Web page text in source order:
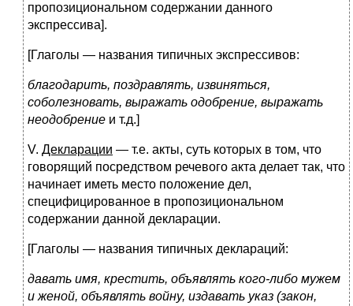
пропозициональном содержании данного
экспрессива].
[Глаголы — названия типичных экспрессивов:
благодарить, поздравлять, извиняться,
соболезновать, выражать одобрение, выражать
неодобрение и т.д.]
V. Декларации — т.е. акты, суть которых в том, что
говорящий посредством речевого акта делает так, что
начинает иметь место положение дел,
специфицированное в пропозициональном
содержании данной декларации.
[Глаголы — названия типичных деклараций:
давать имя, крестить, объявлять кого-либо мужем
и женой, объявлять войну, издавать указ (закон,